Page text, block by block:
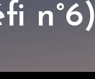
n°6)